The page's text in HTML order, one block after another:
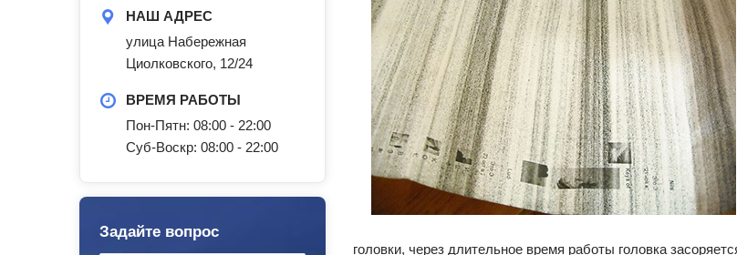
НАШ АДРЕС
улица Набережная
Циолковского, 12/24
ВРЕМЯ РАБОТЫ
Пон-Пятн: 08:00 - 22:00
Суб-Воскр: 08:00 - 22:00
Задайте вопрос
головки, через длительное время работы головка